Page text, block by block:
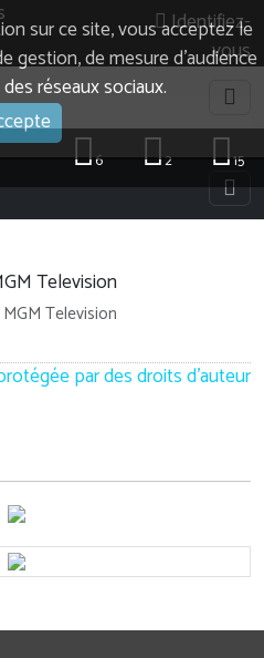
sur ce site, vous acceptez le
gestion, de mesure d’audience
réseaux sociaux.
Identifiez-
vous
15
2
6
Television
par des droits d'auteur